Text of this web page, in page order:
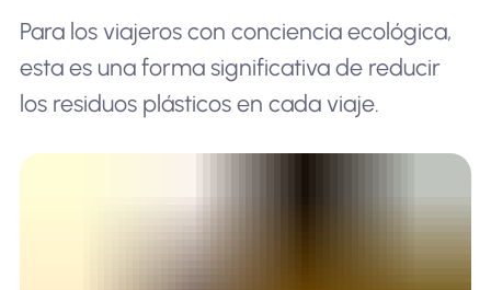
Para los viajeros con conciencia ecológica,
esta es una forma significativa de reducir
los residuos plásticos en cada viaje.